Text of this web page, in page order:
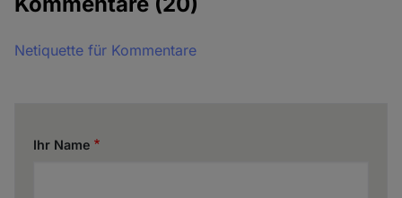
Netiquette für Kommentare
Ihr Name